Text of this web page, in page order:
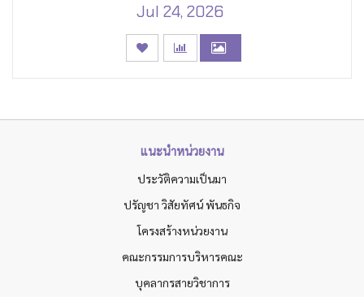
Jul 24, 2026
แนะนำหน่วยงาน
ประวัติความเป็นมา
ปรัญชา วิสัยทัศน์ พันธกิจ
โครงสร้างหน่วยงาน
คณะกรรมการบริหารคณะ
บุคลากรสายวิชาการ